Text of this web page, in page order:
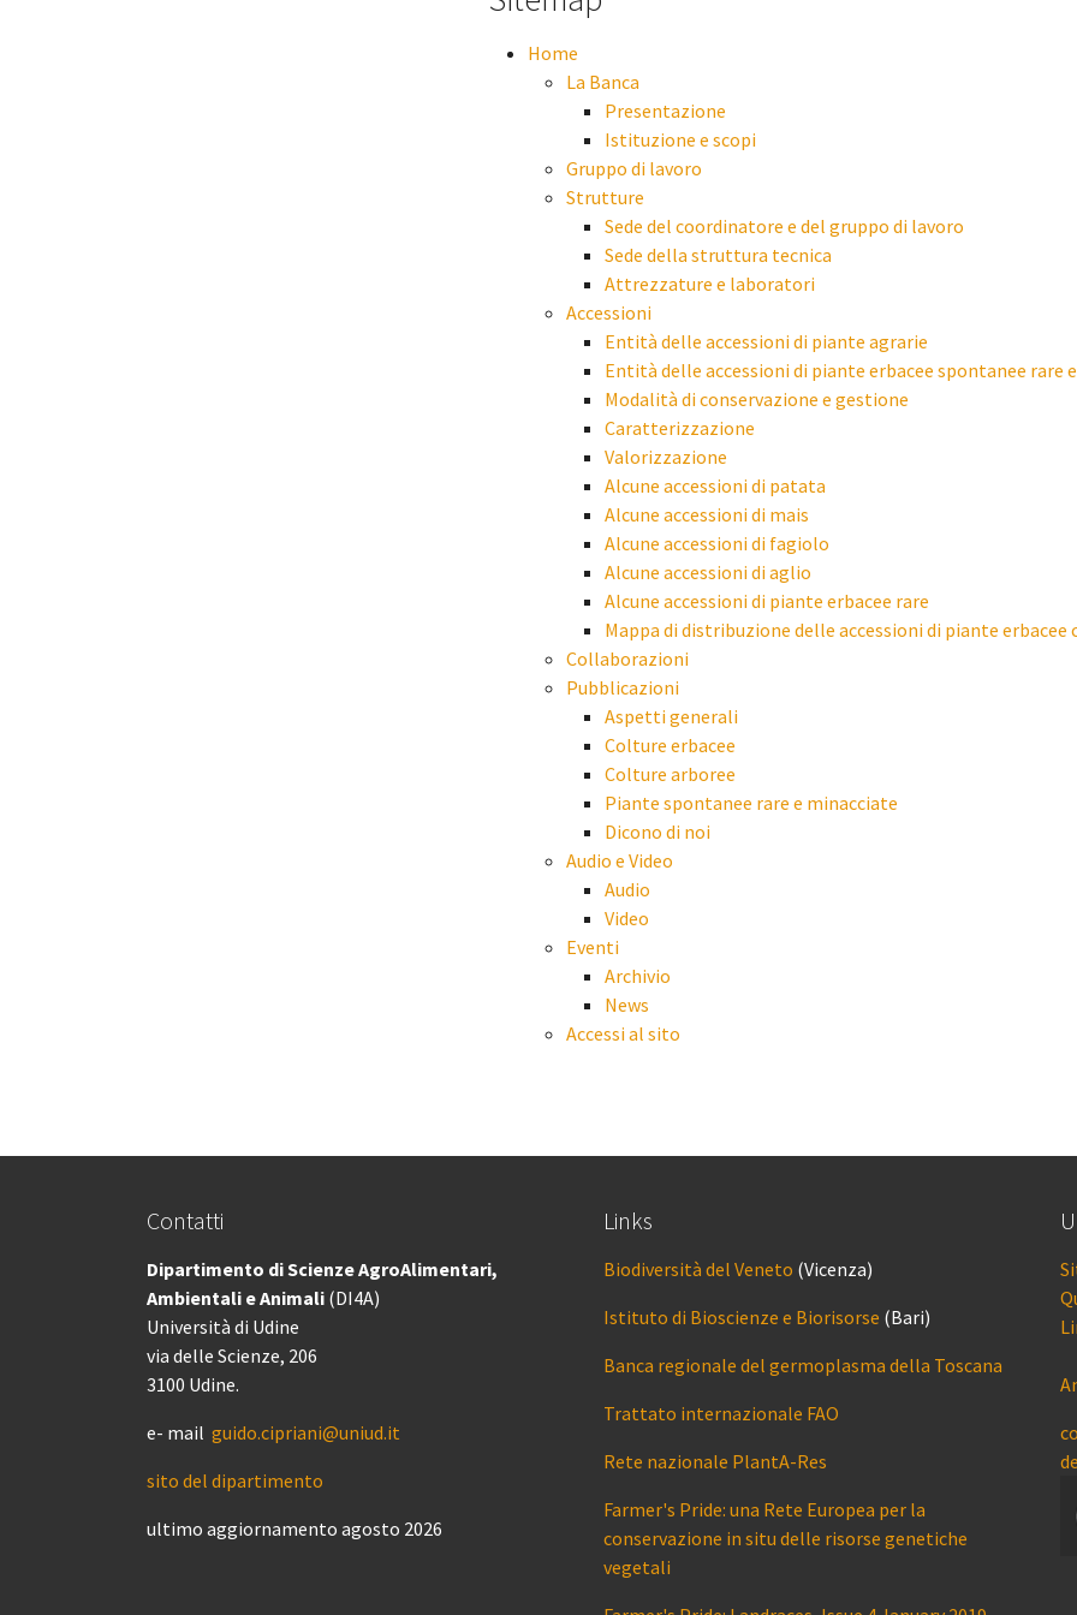
Home
La Banca
Presentazione
Istituzione e scopi
Gruppo di lavoro
Strutture
Sede del coordinatore e del gruppo di lavoro
Sede della struttura tecnica
Attrezzature e laboratori
Accessioni
Entità delle accessioni di piante agrarie
Entità delle accessioni di piante erbacee spontanee rare
Modalità di conservazione e gestione
Caratterizzazione
Valorizzazione
Alcune accessioni di patata
Alcune accessioni di mais
Alcune accessioni di fagiolo
Alcune accessioni di aglio
Alcune accessioni di piante erbacee rare
Mappa di distribuzione delle accessioni di piante
Collaborazioni
Pubblicazioni
Aspetti generali
Colture erbacee
Colture arboree
Piante spontanee rare e minacciate
Dicono di noi
Audio e Video
Audio
Video
Eventi
Archivio
News
Accessi al sito
Contatti
Dipartimento di Scienze AgroAlimentari,
Ambientali e Animali (DI4A)
Università di Udine
via delle Scienze, 206
3100 Udine.
e- mail guido.cipriani@uniud.it
sito del dipartimento
ultimo aggiornamento agosto 2026
Links
Biodiversità del Veneto (Vicenza)
Istituto di Bioscienze e Biorisorse (Bari)
Banca regionale del germoplasma della Toscana
Trattato internazionale FAO
Rete nazionale PlantA-Res
Farmer's Pride: una Rete Europea per la
conservazione in situ delle risorse genetiche
vegetali